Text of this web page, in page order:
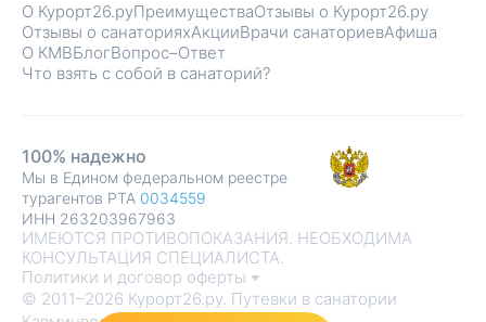
О Курорт26.руПреимуществаОтзывы о Курорт26.ру
Отзывы о санаторияхАкцииВрачи санаториевАфиша
О КМВБлогВопрос–Ответ
Что взять с собой в санаторий?
ИМЕЮТСЯ ПРОТИВОПОКАЗАНИЯ. НЕОБХОДИМА
КОНСУЛЬТАЦИЯ СПЕЦИАЛИСТА.
Политики и договор оферты
© 2011–2026 Курорт26.ру. Путевки в санатории
100% надежно
Мы в Едином федеральном реестре
турагентов РТА 0034559
ИНН 263203967963